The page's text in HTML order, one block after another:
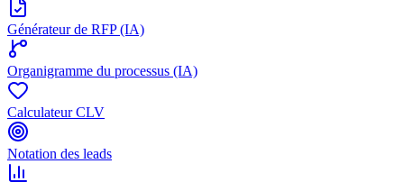
Générateur de RFP (IA)
Organigramme du processus (IA)
Calculateur CLV
Notation des leads